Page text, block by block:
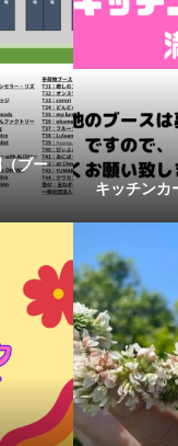
ブー
キッチンカ